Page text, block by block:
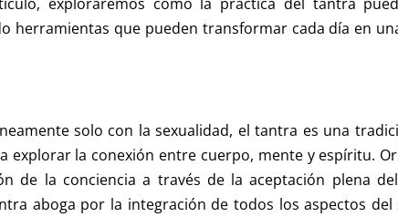
herramientas que pueden transformar cada día en
solo con la sexualidad, el tantra es una
explorar la conexión entre cuerpo, mente y espíritu.
de la conciencia a través de la aceptación plena
aboga por la integración de todos los aspectos del